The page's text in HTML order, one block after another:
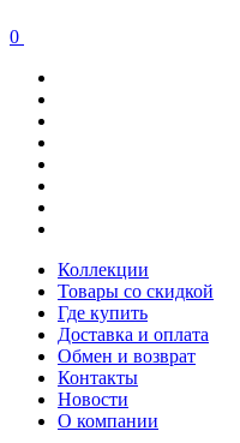
0
Коллекции
Товары со скидкой
Где купить
Доставка и оплата
Обмен и возврат
Контакты
Новости
О компании